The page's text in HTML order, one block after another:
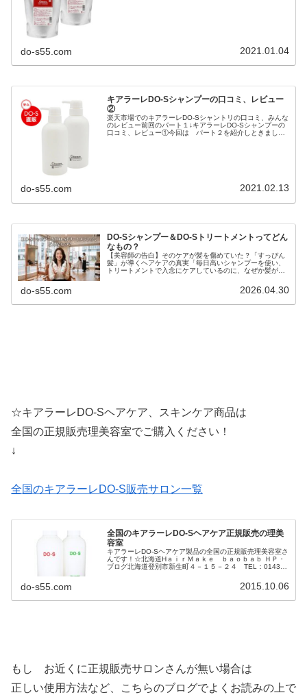
do-s55.com 2021.01.04
キアラーレDO-Sシャンプーの口コミ、レビュー
②
楽天市場でのキアラーレDO-Sシャントリの口コミ、みんな
のレビュー前回のパート１↓キアラーレDO-Sシャンプーの
口コミ、レビュー①今回は パート２を紹介しときましょ
do-s55.com 2021.02.13
DO-Sシャンプー＆DO-Sトリートメントってどん
なもの？
【美容師の告白】そのケアが髪を傷めていた？「すっぴん
髪」が導くヘアケアの真実「毎日高いシャンプーを使い、
トリートメントで入念にケアしているのに、なぜか髪がパ
do-s55.com 2026.04.30
☆キアラーレDO-Sヘアケア、スキンケア商品は
全国の正規販売理美容室でご購入ください！
↓
全国のキアラーレDO-S販売サロン一覧
全国のキアラーレDO-Sヘアケア正規販売の理美
容室
キアラーレDO-Sヘアケア製品の全国の正規販売理美容室さ
んです！☆北海道HａｉｒＭａｋｅ ｂａｏｂａｂ ＨＰ・
ブログ北海道登別市新生町４－１５－２４ TEL：0143-
do-s55.com 2015.10.06
もし お近くに正規販売サロンさんが無い場合は
正しい使用方法など、こちらのブログでよくお読みの上で